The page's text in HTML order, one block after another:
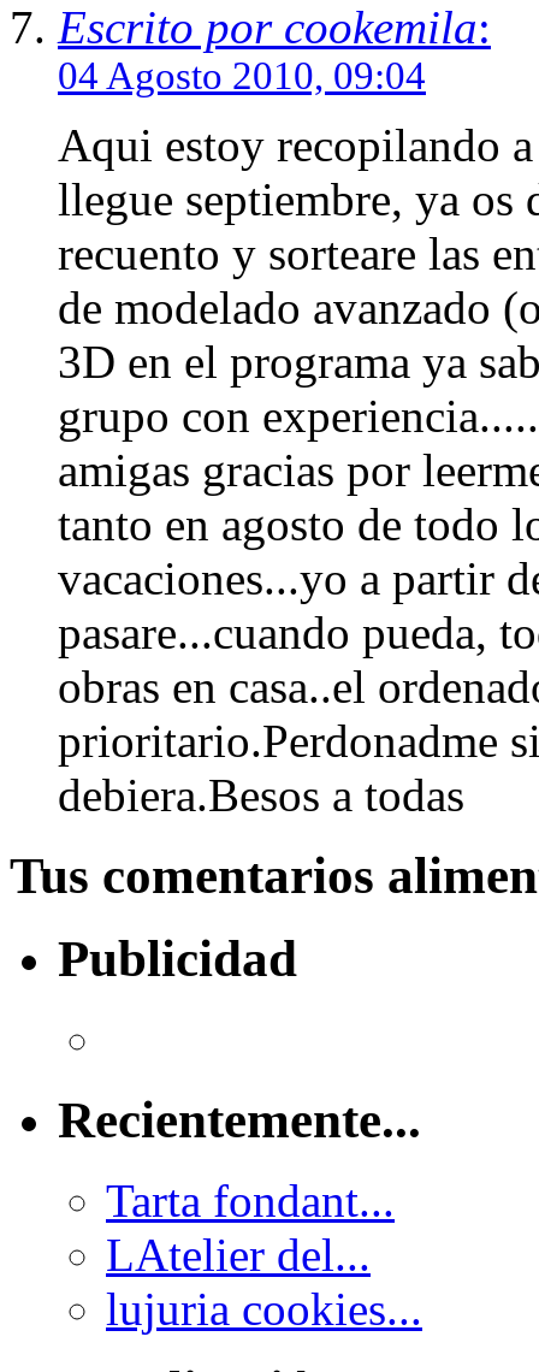
Escrito por cookemila:
04 Agosto 2010, 09:04
Aqui estoy recopilando
llegue septiembre, ya os
recuento y sorteare las
de modelado avanzado
3D en el programa ya
grupo con
amigas gracias por
tanto en agosto de todo
vacaciones...yo a partir
pasare...cuando pueda,
obras en casa..el
prioritario.Perdonadme
debiera.Besos a todas
Tus comentarios
Publicidad
Recientemente...
Tarta fondant...
LAtelier del...
lujuria cookies...